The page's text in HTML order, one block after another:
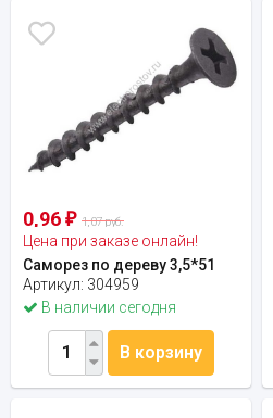
0,96 ₽ 1,07 руб.
Цена при заказе онлайн!
Саморез по дереву 3,5*51
Артикул: 304959
В наличии сегодня
В корзину